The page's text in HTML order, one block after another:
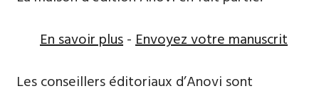
En savoir plus-Envoyez votre manuscrit
Les conseillers éditoriaux d’Anovi sont